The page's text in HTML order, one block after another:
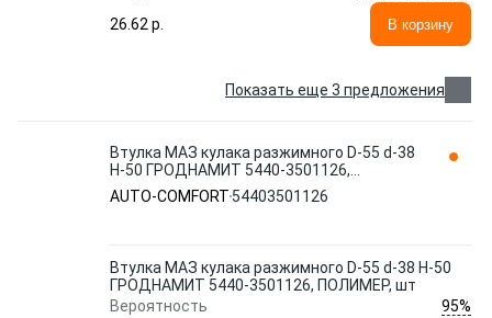
26.62 p.
В корзину
Показать еще 3 предложения
Втулка МАЗ кулака разжимного D-55 d-38
H-50 ГРОДНАМИТ 5440-3501126,
ПОЛИМЕР, шт AUTO-COMFORT
AUTO-COMFORT 54403501126
Втулка МАЗ кулака разжимного D-55 d-38 H-50
ГРОДНАМИТ 5440-3501126, ПОЛИМЕР, шт
Вероятность
95%